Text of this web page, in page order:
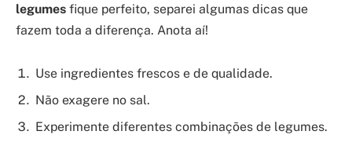
legumes fique perfeito, separei algumas dicas que
fazem toda a diferença. Anota aí!
Use ingredientes frescos e de qualidade.
Não exagere no sal.
Experimente diferentes combinações de legumes.